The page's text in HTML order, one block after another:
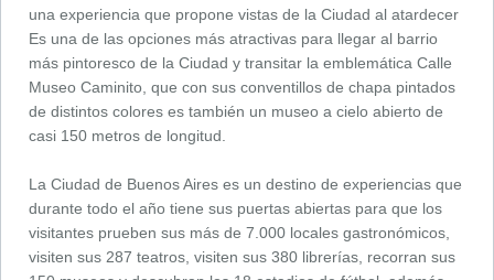
una experiencia que propone vistas de la Ciudad al atardecer
Es una de las opciones más atractivas para llegar al barrio
más pintoresco de la Ciudad y transitar la emblemática Calle
Museo Caminito, que con sus conventillos de chapa pintados
de distintos colores es también un museo a cielo abierto de
casi 150 metros de longitud.
La Ciudad de Buenos Aires es un destino de experiencias que
durante todo el año tiene sus puertas abiertas para que los
visitantes prueben sus más de 7.000 locales gastronómicos,
visiten sus 287 teatros, visiten sus 380 librerías, recorran sus